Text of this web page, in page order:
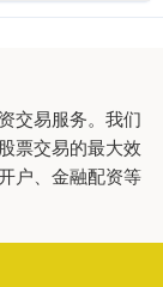
交易服务。我们
票交易的最大效
户、金融配资等